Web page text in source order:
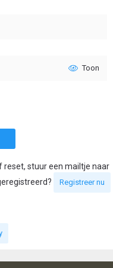
Toon
reset, stuur een mailtje naar
Registreer nu